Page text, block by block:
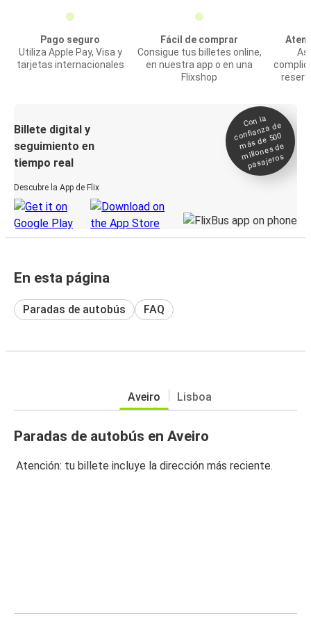
Pago seguro
Utiliza Apple Pay, Visa y
tarjetas internacionales
Fácil de comprar
Consigue tus billetes online,
en nuestra app o en una
Flixshop
Billete digital y
seguimiento en
tiempo real
Descubre la App de Flix
Con la
confianza de
más de 500
millones de
pasajeros
En esta página
Paradas de autobús FAQ
Aveiro Lisboa
Paradas de autobús en Aveiro
Atención: tu billete incluye la dirección más reciente.